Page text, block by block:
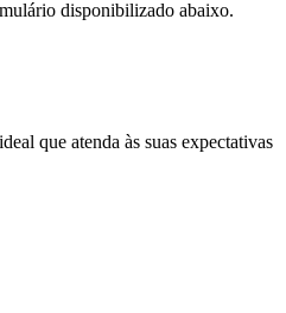
disponibilizado abaixo.
que atenda às suas expectativas